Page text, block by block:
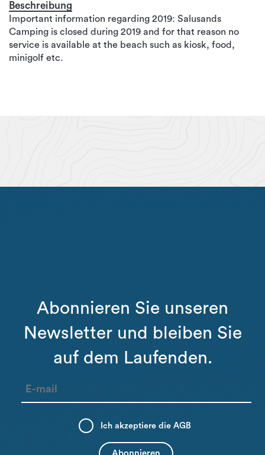
Beschreibung
Important information regarding 2019: Salusands
Camping is closed during 2019 and for that reason no
service is available at the beach such as kiosk, food,
minigolf etc.
Abonnieren Sie unseren
Newsletter und bleiben Sie
auf dem Laufenden.
Ich akzeptiere dieAGB